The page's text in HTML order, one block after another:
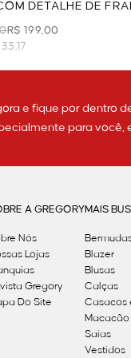
DETALHE DE
R$ 199,00
e fique por dentro
para você,
A GREGORY
Nós
Lojas
Gregory
Do Site
MAIS
Blazer
Blusas
Calças
Casacos
Macacão
Saias
Vestidos